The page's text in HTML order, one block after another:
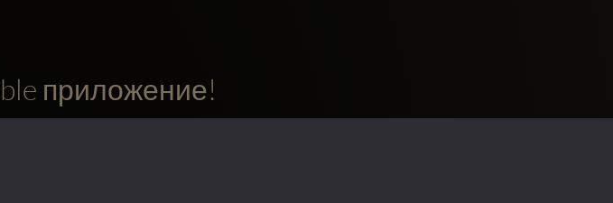
приложение!